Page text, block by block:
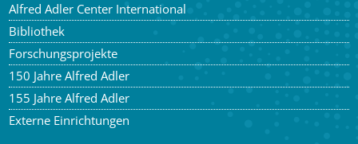
Alfred Adler Center International
Bibliothek
Forschungsprojekte
150 Jahre Alfred Adler
155 Jahre Alfred Adler
Externe Einrichtungen